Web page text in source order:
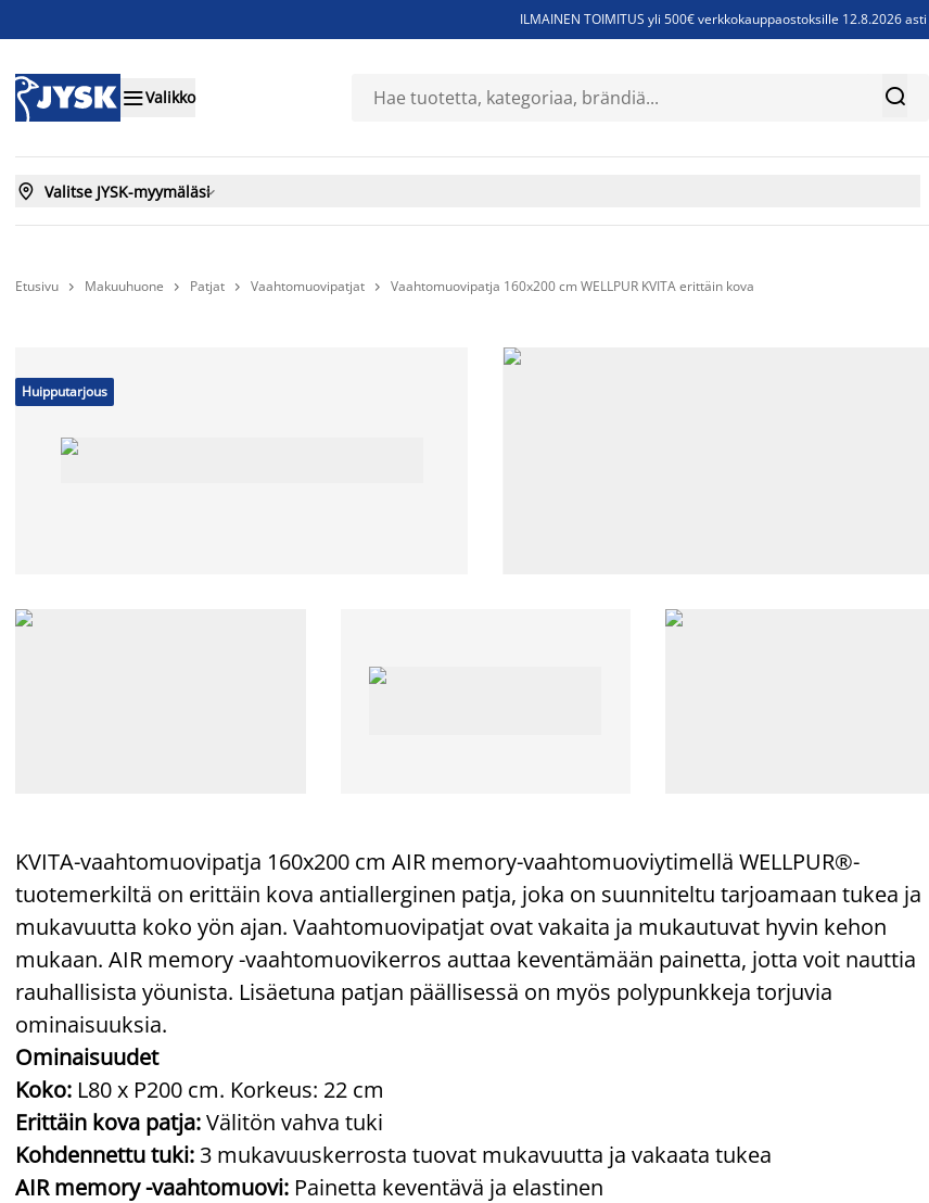
ILMAINEN TOIMITUS yli 500€ verkkokauppaostoksille 12.8.2026 asti
Sijauspatjoja - Säästä jopa 60%
Valikko 
 Valitse JYSK-myymäläsi
Etusivu  Makuuhuone  Patjat  Vaahtomuovipatjat  Vaahtomuovipatja 160x200 cm WELLPUR KVITA erittäin kova
Huipputarjous
KVITA-vaahtomuovipatja 160x200 cm AIR memory-vaahtomuoviytimellä WELLPUR®-
tuotemerkiltä on erittäin kova antiallerginen patja, joka on suunniteltu tarjoamaan tukea ja
mukavuutta koko yön ajan. Vaahtomuovipatjat ovat vakaita ja mukautuvat hyvin kehon
mukaan. AIR memory -vaahtomuovikerros auttaa keventämään painetta, jotta voit nauttia
rauhallisista yöunista. Lisäetuna patjan päällisessä on myös polypunkkeja torjuvia
ominaisuuksia.
Ominaisuudet
Koko: L80 x P200 cm. Korkeus: 22 cm
Erittäin kova patja:Välitön vahva tuki
Kohdennettu tuki:3 mukavuuskerrosta tuovat mukavuutta ja vakaata tukea
AIR memory -vaahtomuovi: Painetta keventävä ja elastinen